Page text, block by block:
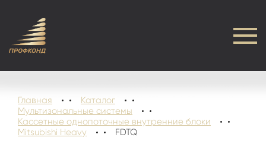
Главная
Каталог
Мультизональные системы
Кассетные однопоточные внутренние блоки
Mitsubishi Heavy
FDTQ